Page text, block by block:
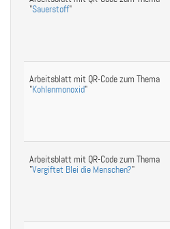
"Sauerstoff"
Arbeitsblatt mit QR-Code zum Thema
"Kohlenmonoxid"
Arbeitsblatt mit QR-Code zum Thema
"Vergiftet Blei die Menschen?"